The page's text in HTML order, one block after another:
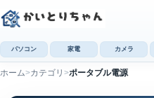
パソコン 家電 カメラ
ホーム カテゴリ ポータブル電源